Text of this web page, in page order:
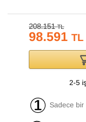
208.151TL
98.591 TL
2-5
Sadece